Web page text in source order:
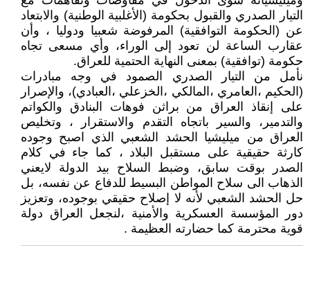
التيار الصدري والقبول بحكومة (الأغلبية الوطنية) والابتعاد
عن (الحكومة التوافقية) المرفوضة شعبيا ودوليا ، وأن
عقارب الساعة لن تعود إلى الوراء، وأي مسعى تجاه
حكومة (توافقية) بمعنى النهاية الحتمية للعراق.
نأمل من التيار الصدري الصمود في وجه مبادرات
(الحكيم ،العامري ،المالكي ،الخزعلي ،العبادي)، والإصرار
على إنقاذ العراق من براثن فوهات البنادق والكواتم
والتدمير، والسير باتجاه التقدم والاستقرار ، وتخليص
العراق من ميليشيا الحشد الشعبي الذي اصبح وجوده
كارثة حقيقية على مستقبل البلاد ، كما جاء في كلام
الصدر بوقت سابق، وضبط السلاح بيد الدولة لايعني
الذهاب الى سلاح المواطن البسيط للدفاع عن نفسه، بل
حل الحشد الشعبي لأنه لا إصلاح حقيقي بوجوده، وتعزيز
دور المؤسسة العسكرية والأمنية ،لنجعل العراق دولة
قوية محترمة كما حضارته العظيمة .